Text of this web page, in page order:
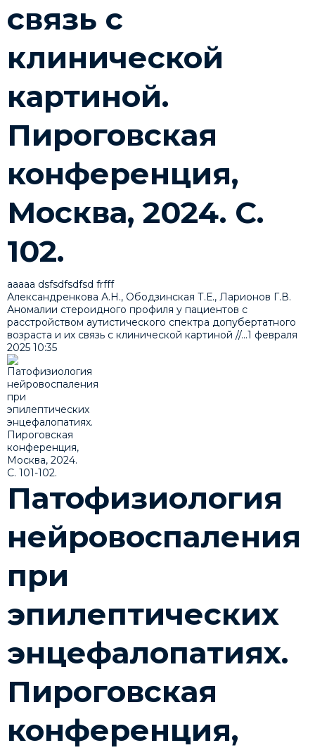
связь с
клинической
картиной.
Пироговская
конференция,
Москва, 2024. С.
102.
ааааа dsfsdfsdfsd frfff
Александренкова А.Н., Ободзинская Т.Е., Ларионов Г.В.
Аномалии стероидного профиля у пациентов с
расстройством аутистического спектра допубертатного
возраста и их связь с клинической картиной //...1 февраля
2025 10:35
Патофизиология
нейровоспаления
при
эпилептических
энцефалопатиях.
Пироговская
конференция,